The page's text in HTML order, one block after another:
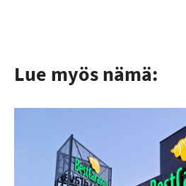
Lue myös nämä: